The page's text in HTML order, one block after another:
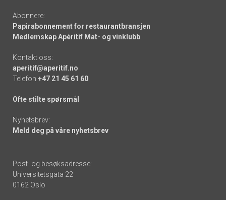
Abonnere:
Papirabonnement for restaurantbransjen
Medlemskap Apéritif Mat- og vinklubb
Kontakt oss:
aperitif@aperitif.no
Telefon +47 21 45 61 60
Ofte stilte spørsmål
Nyhetsbrev:
Meld deg på våre nyhetsbrev
Post- og besøksadresse:
Universitetsgata 22
0162 Oslo